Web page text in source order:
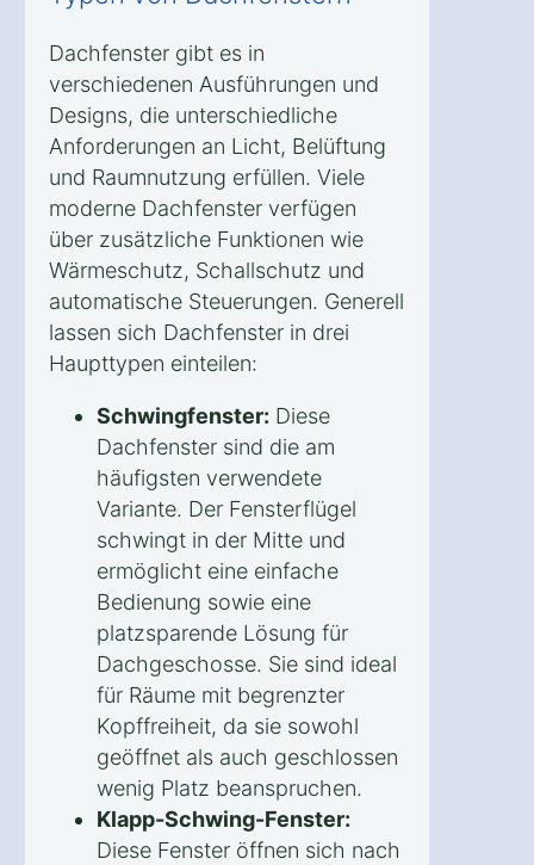
Dachfenster gibt es in
verschiedenen Ausführungen und
Designs, die unterschiedliche
Anforderungen an Licht, Belüftung
und Raumnutzung erfüllen. Viele
moderne Dachfenster verfügen
über zusätzliche Funktionen wie
Wärmeschutz, Schallschutz und
automatische Steuerungen. Generell
lassen sich Dachfenster in drei
Haupttypen einteilen:
Schwingfenster: Diese
Dachfenster sind die am
häufigsten verwendete
Variante. Der Fensterflügel
schwingt in der Mitte und
ermöglicht eine einfache
Bedienung sowie eine
platzsparende Lösung für
Dachgeschosse. Sie sind ideal
für Räume mit begrenzter
Kopffreiheit, da sie sowohl
geöffnet als auch geschlossen
wenig Platz beanspruchen.
Klapp-Schwing-Fenster:
Diese Fenster öffnen sich nach